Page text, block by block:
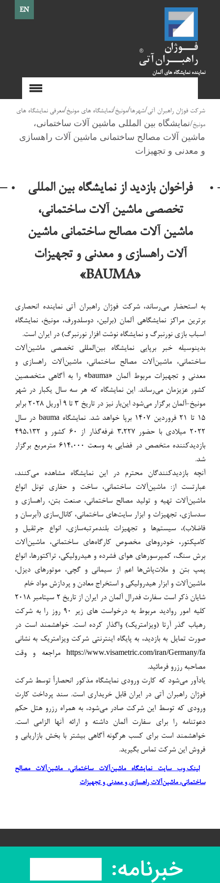
EN
نماینده نمایشگاه های آلمان
شرکت فوژان راهبران آتی/شهرها/مونیخ/نمایشگاه های مونیخ/معرفی نمایشگاه های
مونیخ/نمایشگاه بین المللی ماشین آلات ساختمانی،
ماشین آلات مصالح ساختمانی ماشین آلات راهسازی
و معدنی و تجهیزات
فراخوان بازدید از نمایشگاه بین المللی
تخصصی ماشین آلات ساختمانی،
ماشین آلات مصالح ساختمانی ماشین
آلات راهسازی و معدنی و تجهیزات
«BAUMA»
به استحضار می‌رساند، شرکت فوژان راهبران آتی نماینده انحصاری
برترین مراکز نمایشگاهی آلمان (برلین، دوسلدورف، مونیخ، نمایشگاه
اسباب بازی نورنبرگ و نمایشگاه نوشت افزار نورنبرگ) در ایران است.
بدینوسیله خبر برپایی نمایشگاه بین‌المللی تخصصی ماشین‌آلات
ساختمانی، ماشین‌آلات مصالح ساختمانی، ماشین‌آلات راهسازی و
معدنی و تجهیزات مربوط آلمان «bauma» را به آگاهی متخصصین
کشور عزیزمان می‌رساند. این نمایشگاه که هر سه سال یکبار در شهر
مونیخ-آلمان برگزار می‌شود این‌بار نیز در تاریخ ۳ تا ۹ آوریل ۲۰۲۸ برابر
۱۵ تا ۲۱ فروردین ۱۴۰۷ برپا خواهد شد. نمایشگاه
bauma در سال
۲۰۲۲ میلادی با حضور ۳،۲۲۷ غرفه‌گذار از ۶۰ کشور و ۴۹۵،۱۳۲
بازدیدکننده متخصص در فضایی به وسعت ۶۱۴،۰۰۰ مترمربع برگزار
شد.
آنچه بازدیدکنندگان محترم در این نمایشگاه مشاهده می‌کنند،
عبارتست از: ماشین‌آلات ساختمانی، ساخت و حفاری تونل انواع
ماشین‌آلات تهیه و تولید مصالح ساختمانی، صنعت بتن، راهسازی و
سدسازی، تجهیزات و ابزار سایت‌های ساختمانی، کانال‌سازی (آبرسان و
فاضلاب)، سیستم‌ها و تجهیزات بلندمرتبه‌سازی، انواع جرثقیل و
کامپکتور، خودروهای مخصوص کارگاه‌های ساختمانی، ماشین‌آلات
برش سنگ، کمپرسورهای هوای فشرده و هیدرولیکی، تراکتورها، انواع
پمپ بتن و ملات‌پاش‌ها اعم از سیمانی و گچی، موتورهای دیزل،
ماشین‌آلات و ابزار هیدرولیکی و استخراج معادن و پردازش مواد خام
شایان ذکر است سفارت فدرال آلمان در ایران از تاریخ ۲ سپتامبر ۲۰۱۸
کلیه امور روادید مربوط به درخواست های زیر ۹۰ روز را به شرکت
رهیاب گذر آرتا (ویزامتریک) واگذار کرده است. خواهشمند است در
صورت تمایل به بازدید، به پایگاه اینترنتی شرکت ویزامتریک به نشانی
https://www.visametric.com/iran/Germany/fa مراجعه و وقت
مصاحبه رزرو فرمائید.
یادآور می‌شود که کارت ورودی نمایشگاه مذکور انحصاراً توسط شرکت
فوژان راهبران آتی در ایران قابل خریداری است. سند پرداخت کارت
ورودی که توسط این شرکت صادر می‌شود، به همراه رزرو هتل حکم
دعوتنامه را برای سفارت آلمان داشته و ارائه آنها الزامی است.
خواهشمند است برای کسب هرگونه آگاهی بیشتر با بخش بازاریابی و
فروش این شرکت تماس بگیرید.
لینک وب سایت نمایشگاه ماشین‌آلات ساختمانی، ماشین‌آلات مصالح
ساختمانی، ماشین‌آلات راهسازی و معدنی و تجهیزات
خبرنامه: